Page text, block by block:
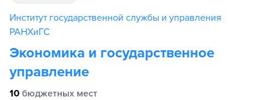
Институт государственной службы и управления
РАНХиГС
Экономика и государственное
управление
10 бюджетных мест